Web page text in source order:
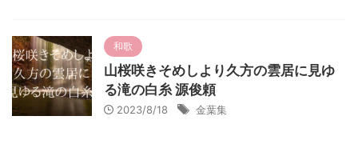
和歌
山桜咲きそめしより久方の雲居に見ゆ
る滝の白糸 源俊頼
2023/8/18 金葉集